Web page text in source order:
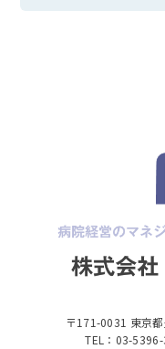
〒171-0031 東京
TEL：03-